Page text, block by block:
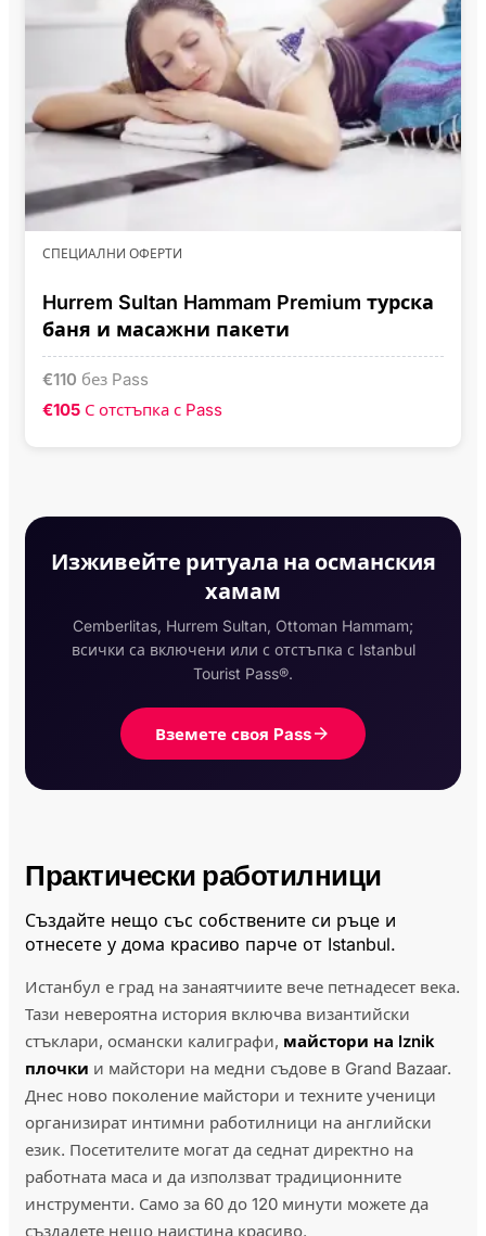
СПЕЦИАЛНИ ОФЕРТИ
Hurrem Sultan Hammam Premium турска
баня и масажни пакети
€110 без Pass
€105 С отстъпка с Pass
Изживейте ритуала на османския
хамам
Cemberlitas, Hurrem Sultan, Ottoman Hammam;
всички са включени или с отстъпка с Istanbul
Tourist Pass®.
Вземете своя Pass
Практически работилници
Създайте нещо със собствените си ръце и
отнесете у дома красиво парче от Istanbul.
Истанбул е град на занаятчиите вече петнадесет века.
Тази невероятна история включва византийски
стъклари, османски калиграфи, майстори на Iznik
плочки и майстори на медни съдове в Grand Bazaar.
Днес ново поколение майстори и техните ученици
организират интимни работилници на английски
език. Посетителите могат да седнат директно на
работната маса и да използват традиционните
инструменти. Само за 60 до 120 минути можете да
създадете нещо наистина красиво.